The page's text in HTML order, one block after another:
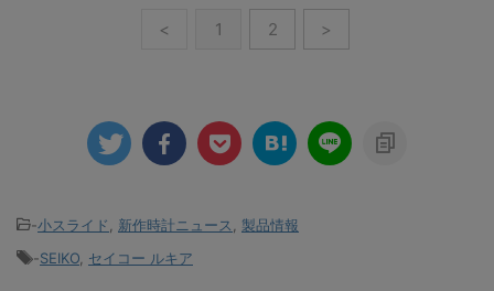
< 1 2 >
-小スライド, 新作時計ニュース, 製品情報
-SEIKO, セイコー ルキア